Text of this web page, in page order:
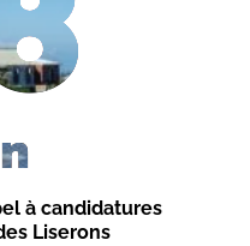
à candidatures
Liserons